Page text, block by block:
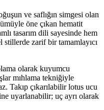
ve saflığın simgesi olan
öne çıkan hematit
tasarım dili sayesinde hem
zarif bir tamamlayıcı
olarak kuyumcu
mıhlama tekniğiyle
Takıp çıkarılabilir lotus ucu
uyarlanabilir; uç ayrı olarak